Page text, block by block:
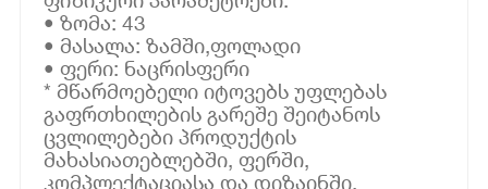
• ზომა: 43
• მასალა: ზამში,ფოლადი
• ფერი: ნაცრისფერი
* მწარმოებელი იტოვებს უფლებას
გაფრთხილების გარეშე შეიტანოს
ცვლილებები პროდუქტის
მახასიათებლებში, ფერში,
კომპლექტაციასა და დიზაინში.